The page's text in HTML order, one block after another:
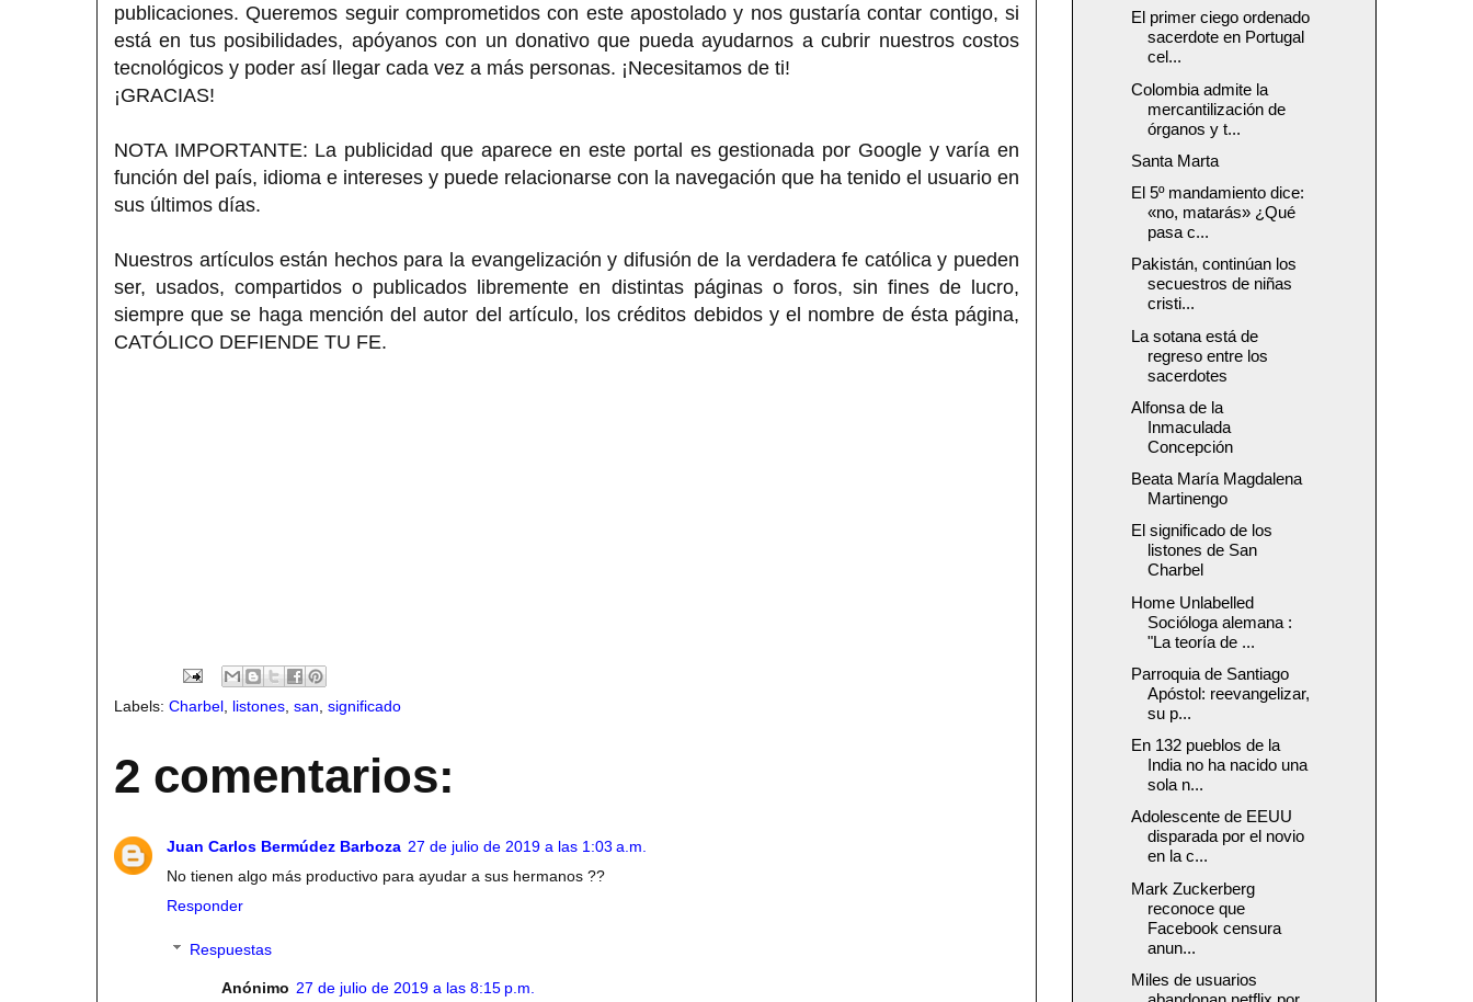
publicaciones. Queremos seguir comprometidos con este apostolado y nos gustaría contar contigo, si
está en tus posibilidades, apóyanos con un donativo que pueda ayudarnos a cubrir nuestros costos
tecnológicos y poder así llegar cada vez a más personas. ¡Necesitamos de ti!
¡GRACIAS!
NOTA IMPORTANTE: La publicidad que aparece en este portal es gestionada por Google y varía en
función del país, idioma e intereses y puede relacionarse con la navegación que ha tenido el usuario en
sus últimos días.
Nuestros artículos están hechos para la evangelización y difusión de la verdadera fe católica y pueden
ser, usados, compartidos o publicados libremente en distintas páginas o foros, sin fines de lucro,
siempre que se haga mención del autor del artículo, los créditos debidos y el nombre de ésta página,
CATÓLICO DEFIENDE TU FE.
Labels: Charbel listones san significado
2 comentarios:
Juan Carlos Bermúdez Barboza 27 de julio de 2019 a las 1:03 a.m.
No tienen algo más productivo para ayudar a sus hermanos ??
Responder
Respuestas
Anónimo 27 de julio de 2019 a las 8:15 p.m.
El primer ciego ordenado
sacerdote en Portugal
cel...
Colombia admite la
mercantilización de
órganos y t...
Santa Marta
El 5º mandamiento dice:
«no, matarás» ¿Qué
pasa c...
Pakistán, continúan los
secuestros de niñas
cristi...
La sotana está de
regreso entre los
sacerdotes
Alfonsa de la
Inmaculada
Concepción
Beata María Magdalena
Martinengo
El significado de los
listones de San
Charbel
Home Unlabelled
Socióloga alemana :
"La teoría de ...
Parroquia de Santiago
Apóstol: reevangelizar,
su p...
En 132 pueblos de la
India no ha nacido una
sola n...
Adolescente de EEUU
disparada por el novio
en la c...
Mark Zuckerberg
reconoce que
Facebook censura
anun...
Miles de usuarios